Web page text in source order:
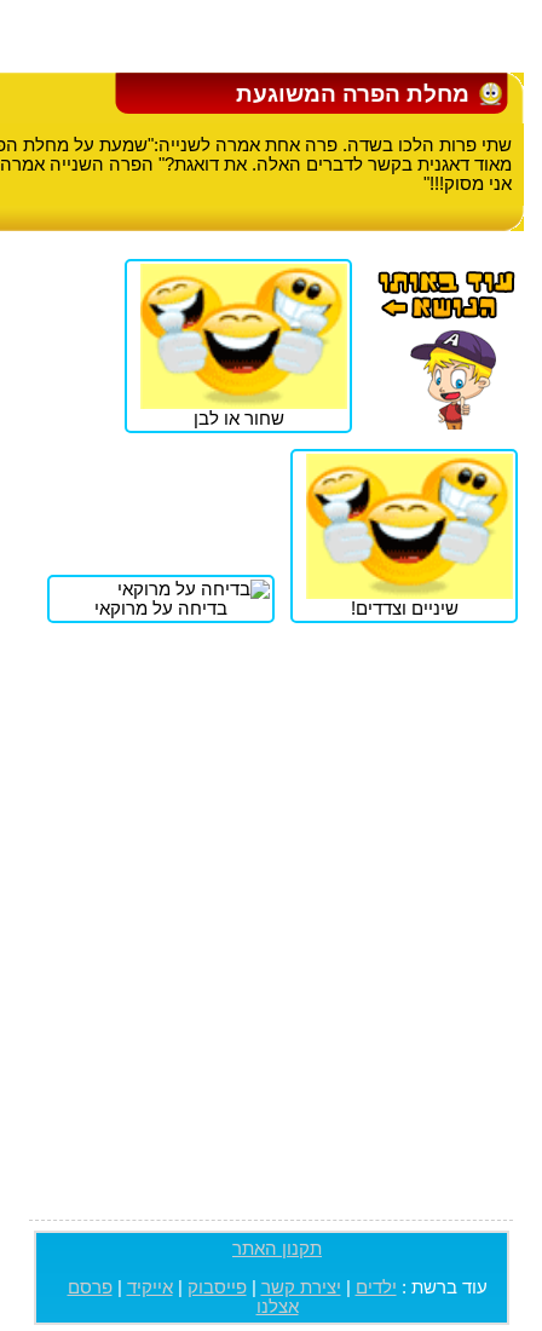
מחלת הפרה המשוגעת
שתי פרות הלכו בשדה. פרה אחת אמרה לשנייה:"שמעת על מחלת
מאוד דאגנית בקשר לדברים האלה. את דואגת?" הפרה השנייה
אני מסוק!!!"
שחור או לבן
שיניים וצדדים! בדיחה על מרוקאי
תקנון האתר
עוד ברשת : ילדים יצירת קשר |פייסבוק |אייקיד |פרסם
אצלנו